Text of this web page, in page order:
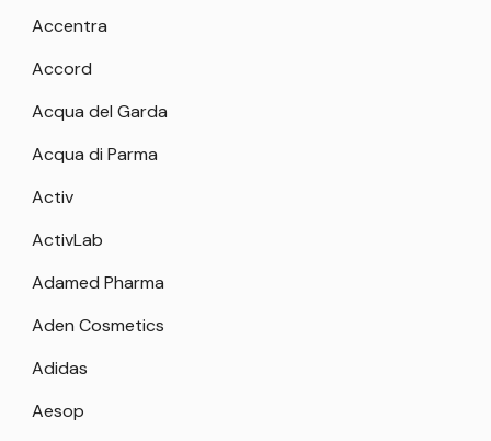
Accentra
Accord
Acqua del Garda
Acqua di Parma
Activ
ActivLab
Adamed Pharma
Aden Cosmetics
Adidas
Aesop